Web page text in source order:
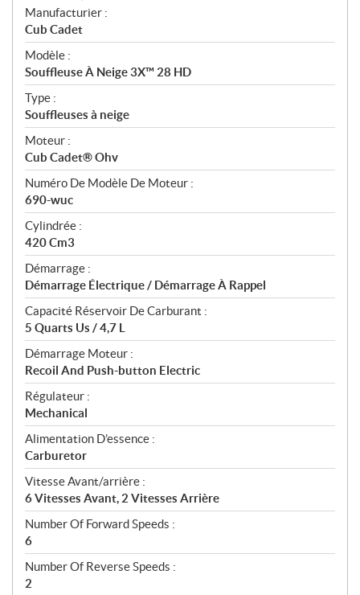
S
p
é
c
i
f
i
c
a
t
i
o
n
s
Manufacturier :
Cub Cadet
Modèle :
Souffleuse À Neige 3X™ 28 HD
Type :
Souffleuses à neige
Moteur :
Cub Cadet® Ohv
Numéro De Modèle De Moteur :
690-wuc
Cylindrée :
420 Cm3
Démarrage :
Démarrage Électrique / Démarrage À Rappel
Capacité Réservoir De Carburant :
5 Quarts Us / 4,7 L
Démarrage Moteur :
Recoil And Push-button Electric
Régulateur :
Mechanical
Alimentation D’essence :
Carburetor
Vitesse Avant/arrière :
6 Vitesses Avant, 2 Vitesses Arrière
Number Of Forward Speeds :
6
Number Of Reverse Speeds :
2